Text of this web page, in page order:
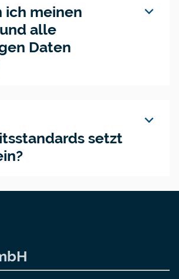
expand_more
ich meinen
alle
Daten
expand_more
setzt